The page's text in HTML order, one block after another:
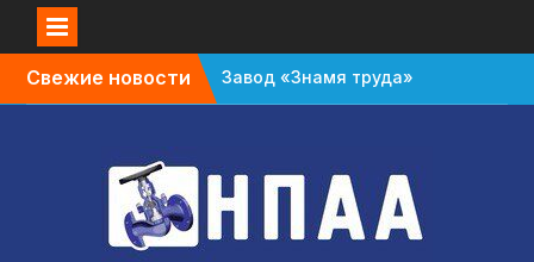
Свежие новости
Завод «Знамя труда»
планируют признать
Санкт-Петербурге
перенесли с октября
на апрель